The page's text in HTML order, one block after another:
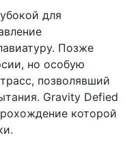
для
Позже
но особую
позволявший
Gravity Defied
которой